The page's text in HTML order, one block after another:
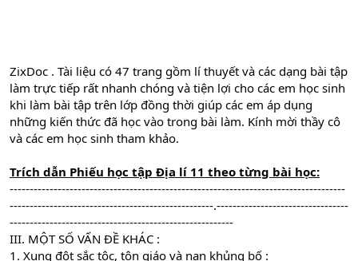
ZixDoc . Tài liệu có 47 trang gồm lí thuyết và các dạng bài tập
làm trực tiếp rất nhanh chóng và tiện lợi cho các em học sinh
khi làm bài tập trên lớp đồng thời giúp các em áp dụng
những kiến thức đã học vào trong bài làm. Kính mời thầy cô
và các em học sinh tham khảo.
Trích dẫn Phiếu học tập Địa lí 11 theo từng bài học:
------------------------------------------------------------------------------------
---------------------------------------------------.---------------------------------
--------------------------------------------------------
III. MỘT SỐ VẤN ĐỀ KHÁC :
1. Xung đột sắc tộc, tôn giáo và nạn khủng bố :